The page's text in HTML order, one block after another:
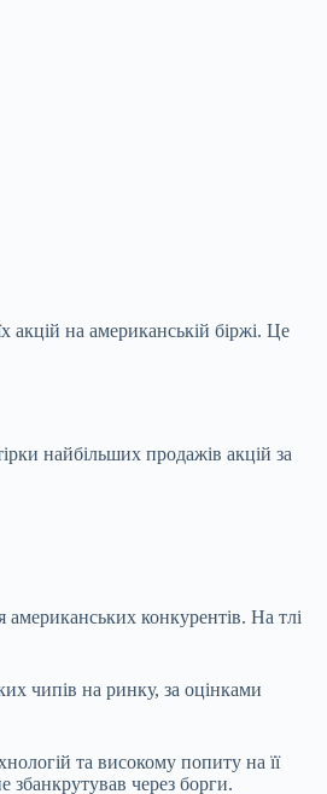
акцій на американській біржі. Це
найбільших продажів акцій за
конкурентів. На тлі
чипів на ринку, за оцінками
та високому попиту на її
збанкрутував через борги.